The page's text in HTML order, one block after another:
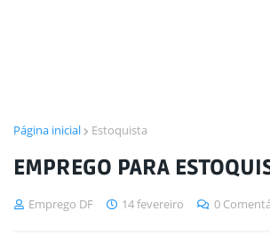
Página inicial Estoquista
EMPREGO PARA
Emprego DF 14 fevereiro 0